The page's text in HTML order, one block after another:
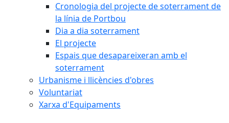
Cronologia del projecte de soterrament de
la línia de Portbou
Dia a dia soterrament
El projecte
Espais que desapareixeran amb el
soterrament
Urbanisme i llicències d'obres
Voluntariat
Xarxa d'Equipaments